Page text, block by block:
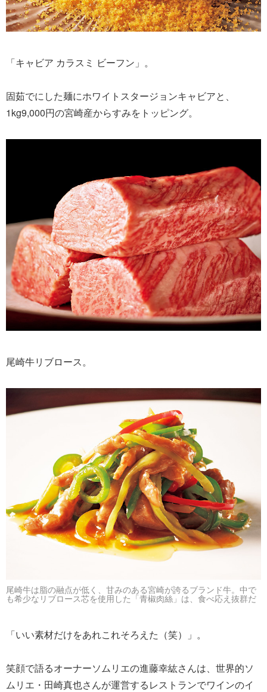
「キャビア カラスミ ビーフン」。
固茹でにした麺にホワイトスタージョンキャビアと、
1kg9,000円の宮崎産からすみをトッピング。
尾崎牛リブロース。
尾崎牛は脂の融点が低く、甘みのある宮崎が誇るブランド牛。中で
も希少なリブロース芯を使用した「青椒肉絲」は、食べ応え抜群だ
「いい素材だけをあれこれそろえた（笑）」。
笑顔で語るオーナーソムリエの進藤幸紘さんは、世界的ソ
ムリエ・田崎真也さんが運営するレストランでワインのイ